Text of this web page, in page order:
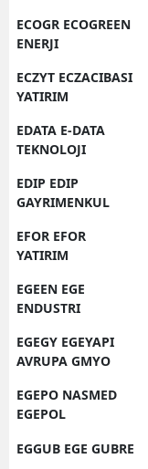
ECOGR ECOGREEN
ENERJI
ECZYT ECZACIBASI
YATIRIM
EDATA E-DATA
TEKNOLOJI
EDIP EDIP
GAYRIMENKUL
EFOR EFOR
YATIRIM
EGEEN EGE
ENDUSTRI
EGEGY EGEYAPI
AVRUPA GMYO
EGEPO NASMED
EGEPOL
EGGUB EGE GUBRE